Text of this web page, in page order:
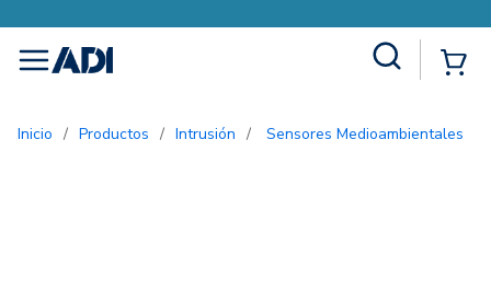
menu
Inicio / Productos / Intrusión / Sensores Medioambientales